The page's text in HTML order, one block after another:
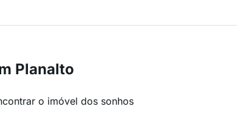
Planalto
o imóvel dos sonhos